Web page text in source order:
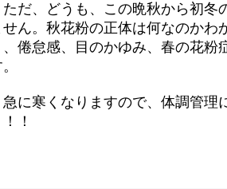
だ、どうも、この晩秋から初冬
せん。秋花粉の正体は何なのかわ
、倦怠感、目のかゆみ、春の花粉
に寒くなりますので、体調管理
！